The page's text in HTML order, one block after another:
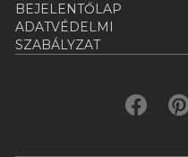
BEJELENTŐLAP
ADATVÉDELMI
SZABÁLYZAT